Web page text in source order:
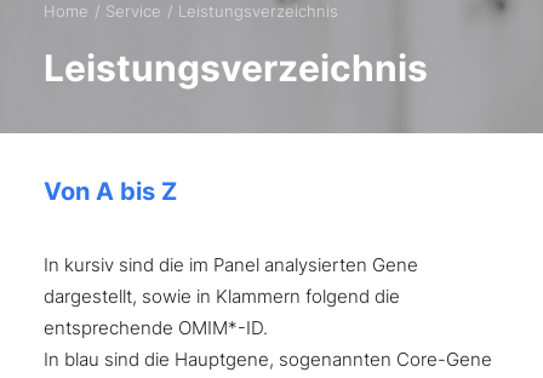
Home Service Leistungsverzeichnis
Leistungsverzeichnis
Von A bis Z
In kursiv sind die im Panel analysierten Gene
dargestellt, sowie in Klammern folgend die
entsprechende OMIM*-ID.
In blau sind die Hauptgene, sogenannten Core-Gene